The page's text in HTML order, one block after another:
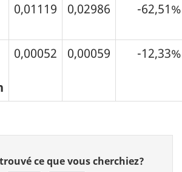
0,01119 0,02986 -62,51%
0,00052 0,00059 -12,33%
ce que vous cherchiez?